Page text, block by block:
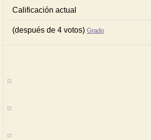
Calificación actual
(después de 4 votos) Grado